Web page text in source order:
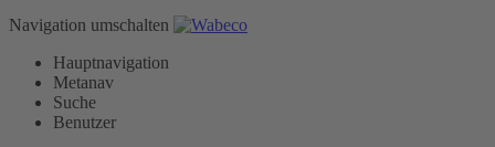
Navigation umschalten
Hauptnavigation
Metanav
Suche
Benutzer